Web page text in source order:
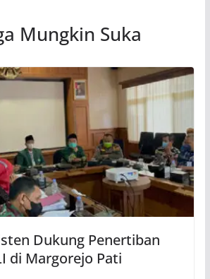
Mungkin Suka
Dukung Penertiban
di Margorejo Pati